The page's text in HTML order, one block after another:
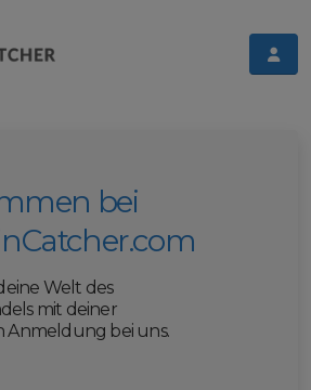
bei
Welt des
mit deiner
Anmeldung bei uns.